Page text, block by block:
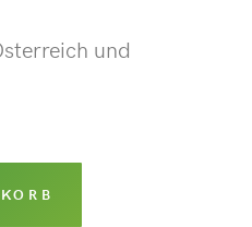
und